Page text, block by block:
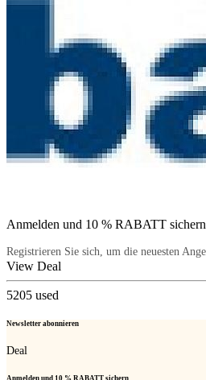
Anmelden und 10 % RABATT sichern
Registrieren Sie sich, um die neuesten
View Deal
5205 used
Newsletter abonnieren
Deal